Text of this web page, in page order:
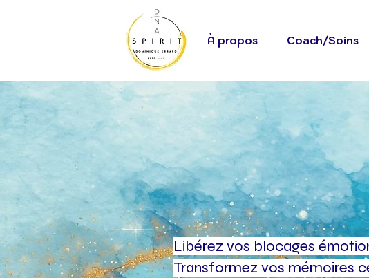
À propos Coach/Soins
Dominique Errard
Coach Spirituel &
Libérez vos blocages
Transformez vos mémoires